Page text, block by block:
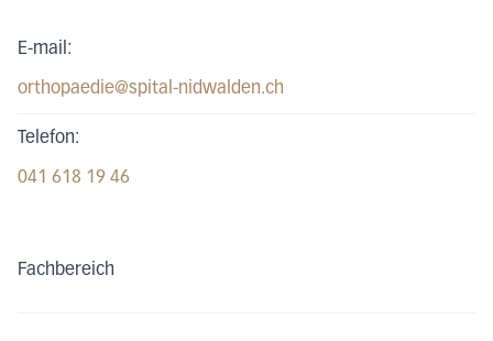
E-mail:
orthopaedie@spital-nidwalden.ch
Telefon:
041 618 19 46
Fachbereich